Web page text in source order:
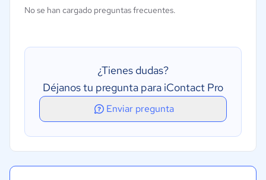
No se han cargado preguntas frecuentes.
¿Tienes dudas?
Déjanos tu pregunta para iContact Pro
Enviar pregunta